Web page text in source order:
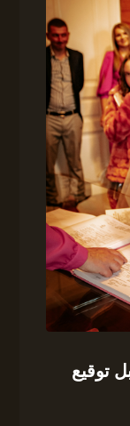
توقيع